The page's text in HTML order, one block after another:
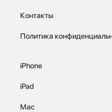
Контакты
Политика
iPhone
iPad
Mac